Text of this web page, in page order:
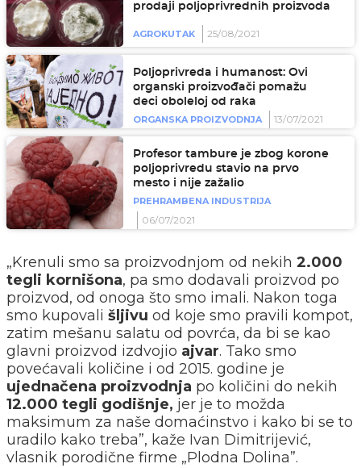
prodaji poljoprivrednih proizvoda
AGROKUTAK 25/08/2021
Poljoprivreda i humanost: Ovi
organski proizvođači pomažu
deci oboleloj od raka
ORGANSKA PROIZVODNJA
13/07/2021
Profesor tambure je zbog korone
poljoprivredu stavio na prvo
mesto i nije zažalio
PREHRAMBENA INDUSTRIJA
06/07/2021
„Krenuli smo sa proizvodnjom od nekih 2.000
tegli kornišona, pa smo dodavali proizvod po
proizvod, od onoga što smo imali. Nakon toga
smo kupovali šljivu od koje smo pravili kompot,
zatim mešanu salatu od povrća, da bi se kao
glavni proizvod izdvojio ajvar. Tako smo
povećavali količine i od 2015. godine je
ujednačena proizvodnja po količini do nekih
12.000 tegli godišnje, jer je to možda
maksimum za naše domaćinstvo i kako bi se to
uradilo kako treba”, kaže Ivan Dimitrijević,
vlasnik porodične firme „Plodna Dolina”.